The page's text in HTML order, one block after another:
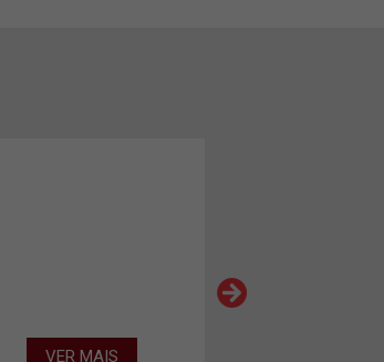
VER MAIS